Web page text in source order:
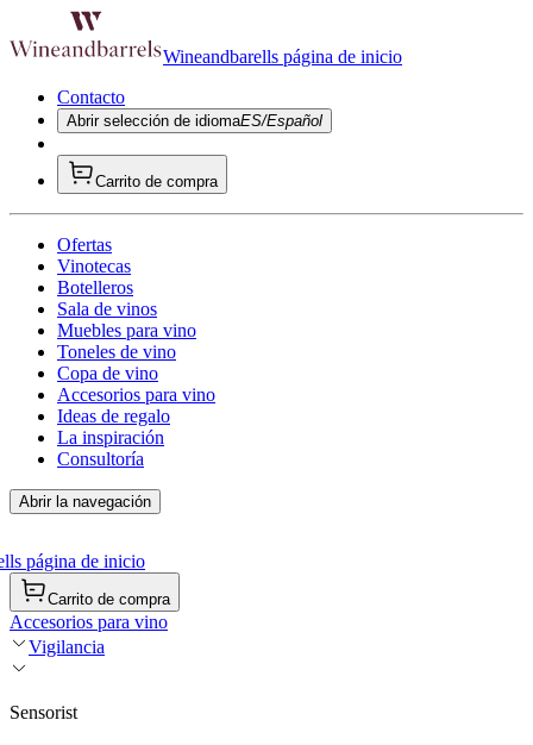
Wineandbarells página de inicio
Contacto
Abrir selección de idiomaES/Español
Carrito de compra
Ofertas
Vinotecas
Botelleros
Sala de vinos
Muebles para vino
Toneles de vino
Copa de vino
Accesorios para vino
Ideas de regalo
La inspiración
Consultoría
Abrir la navegación
página de inicio
Carrito de compra
Accesorios para vino
Vigilancia
Sensorist